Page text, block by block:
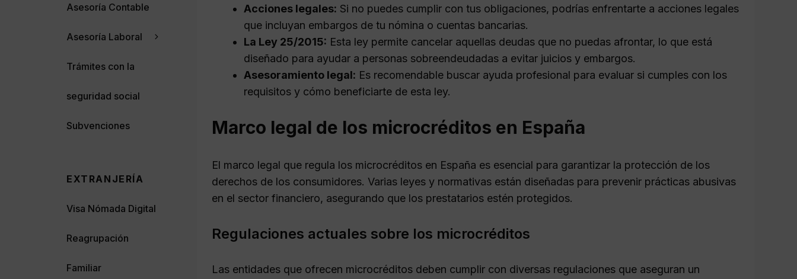
Acciones legales: Si no puedes cumplir con tus obligaciones, podrías enfrentarte a acciones legales
que incluyan embargos de tu nómina o cuentas bancarias.
La Ley 25/2015: Esta ley permite cancelar aquellas deudas que no puedas afrontar, lo que está
diseñado para ayudar a personas sobreendeudadas a evitar juicios y embargos.
Asesoramiento legal: Es recomendable buscar ayuda profesional para evaluar si cumples con los
requisitos y cómo beneficiarte de esta ley.
Marco legal de los microcréditos en España
El marco legal que regula los microcréditos en España es esencial para garantizar la protección de los
derechos de los consumidores. Varias leyes y normativas están diseñadas para prevenir prácticas abusivas
en el sector financiero, asegurando que los prestatarios estén protegidos.
Regulaciones actuales sobre los microcréditos
Las entidades que ofrecen microcréditos deben cumplir con diversas regulaciones que aseguran un
Asesoría Contable
Asesoría Laboral
Trámites con la
seguridad social
Subvenciones
EXTRANJERÍA
Visa Nómada Digital
Reagrupación
Familiar